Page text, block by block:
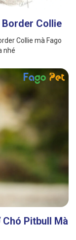
Border Collie
Collie mà Fago
nhé
Chó Pitbull Mà